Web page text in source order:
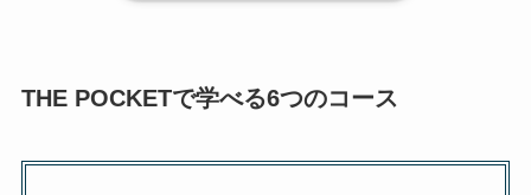
THE POCKETで学べる6つのコース